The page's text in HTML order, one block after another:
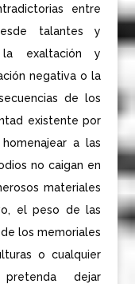
entre
talantes y
exaltación y
negativa o la
de los
existente por
a las
no caigan en
materiales
el peso de las
los memoriales
o cualquier
dejar